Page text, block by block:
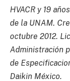
HVACR y 19
de la UNAM.
octubre 2012.
Administración
de
Daikin México.